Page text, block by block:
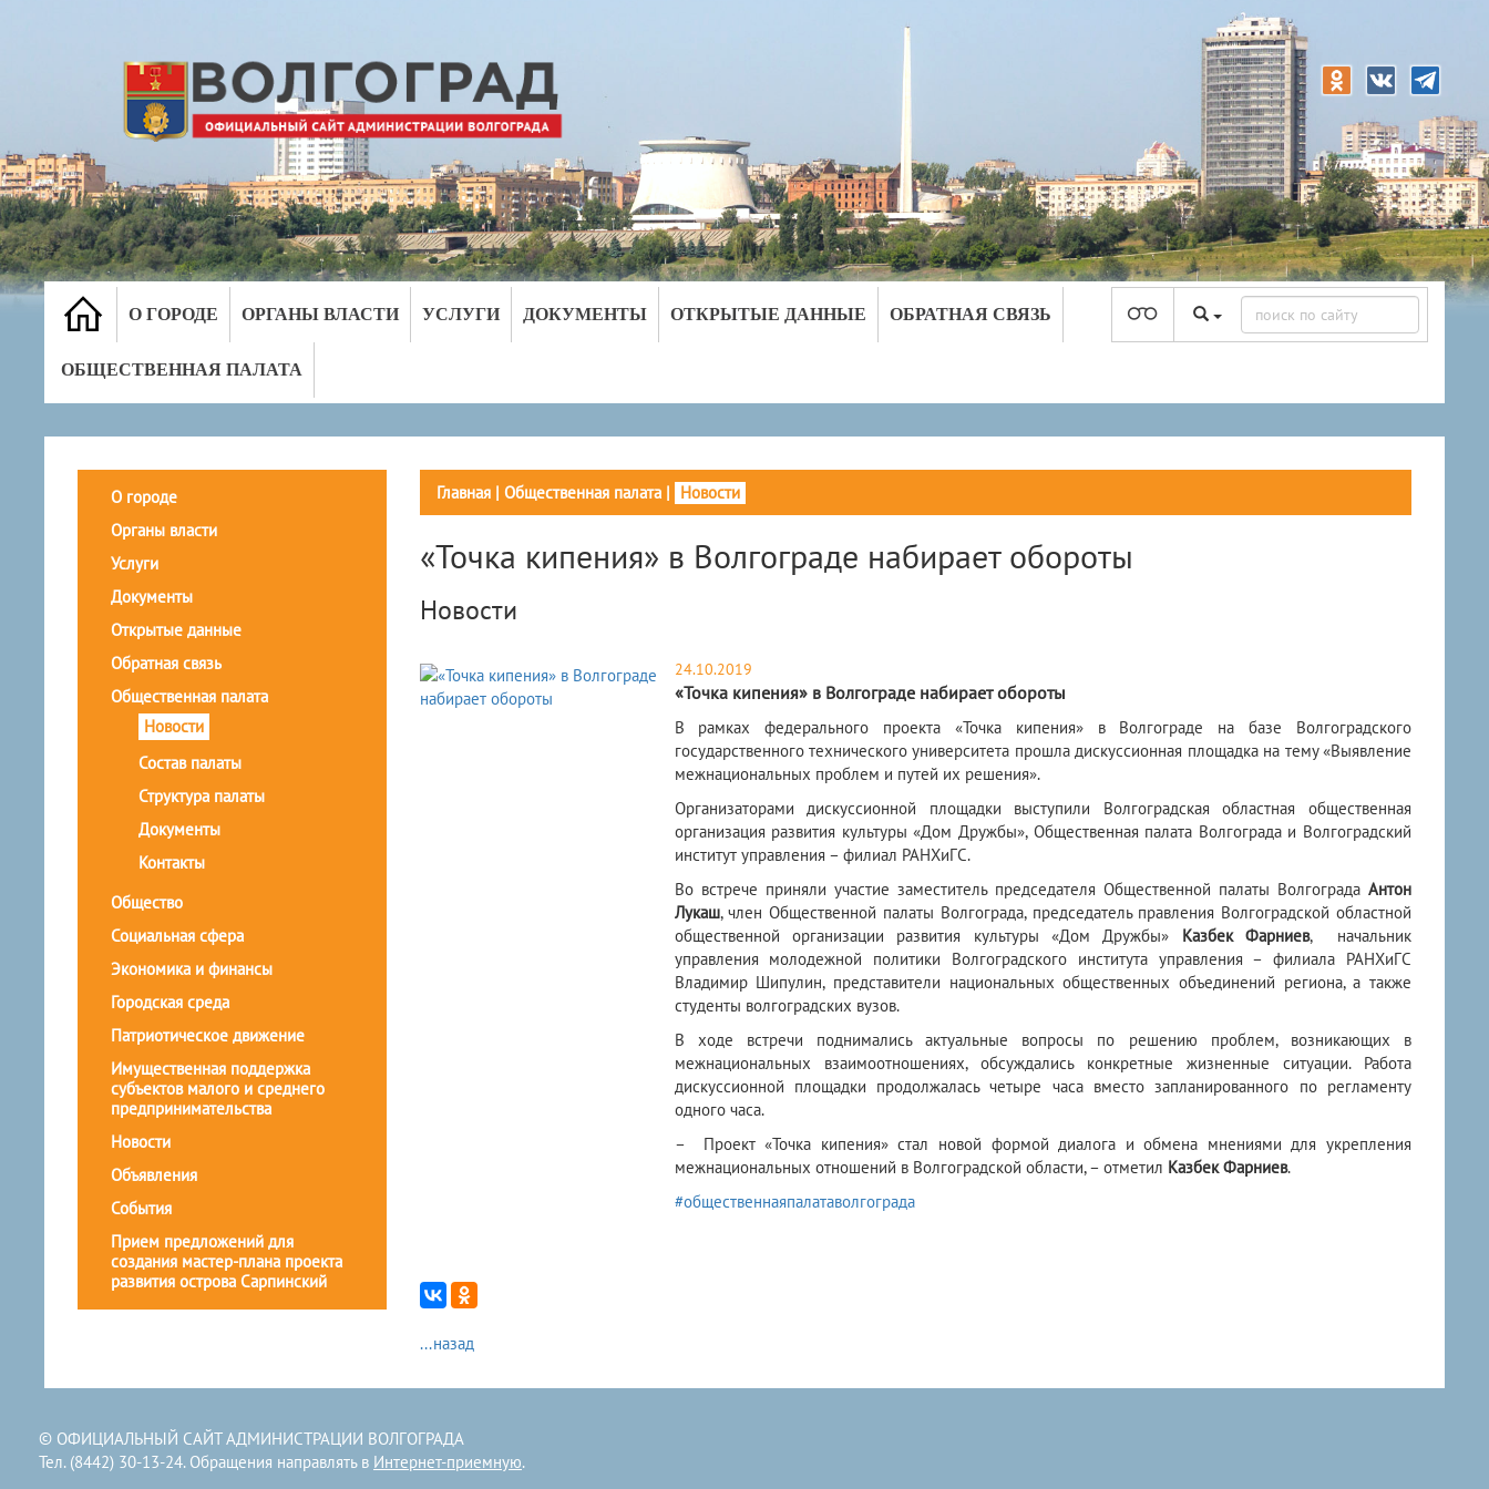
О ГОРОДЕ ОРГАНЫ ВЛАСТИ УСЛУГИ ДОКУМЕНТЫ ОТКРЫТЫЕ ДАННЫЕ ОБРАТНАЯ СВЯЗЬ
ОБЩЕСТВЕННАЯ ПАЛАТА
О городе
Органы власти
Услуги
Документы
Открытые данные
Обратная связь
Общественная палата
Новости
Состав палаты
Структура палаты
Документы
Контакты
Общество
Социальная сфера
Экономика и финансы
Городская среда
Патриотическое движение
Имущественная поддержка
субъектов малого и среднего
предпринимательства
Новости
Объявления
События
Прием предложений для
создания мастер-плана проекта
развития острова Сарпинский
Главная| Общественная палата| Новости
«Точка кипения» в Волгограде набирает обороты
Новости
24.10.2019
«Точка кипения» в Волгограде набирает обороты
​В рамках федерального проекта «Точка кипения» в Волгограде на базе Волгоградского
государственного технического университета прошла дискуссионная площадка на тему «Выявление
межнациональных проблем и путей их решения».
​Организаторами дискуссионной площадки выступили Волгоградская областная общественная
организация развития культуры «Дом Дружбы», Общественная палата Волгограда и Волгоградский
институт управления – филиал РАНХиГС.
Во встрече приняли участие заместитель председателя Общественной палаты Волгограда Антон
Лукаш, член Общественной палаты Волгограда, председатель правления Волгоградской областной
общественной организации развития культуры «Дом Дружбы» Казбек Фарниев, начальник
управления молодежной политики Волгоградского института управления – филиала РАНХиГС
Владимир Шипулин, представители национальных общественных объединений региона, а также
студенты волгоградских вузов.
В ходе встречи поднимались актуальные вопросы по решению проблем, возникающих в
межнациональных взаимоотношениях, обсуждались конкретные жизненные ситуации. Работа
дискуссионной площадки продолжалась четыре часа вместо запланированного по регламенту
одного часа.
– Проект «Точка кипения» стал новой формой диалога и обмена мнениями для укрепления
межнациональных отношений в Волгоградской области, – отметил Казбек Фарниев.
#общественнаяпалатаволгограда
...назад
© ОФИЦИАЛЬНЫЙ САЙТ АДМИНИСТРАЦИИ ВОЛГОГРАДА
Тел. (8442) 30-13-24. Обращения направлять в Интернет-приемную.